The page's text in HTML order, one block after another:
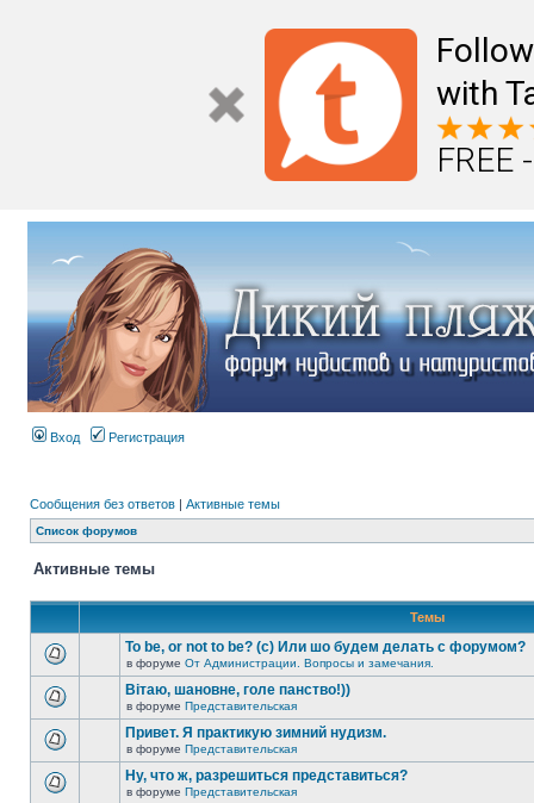
with
FREE
Вход Регистрация
Сообщения без ответов | Активные темы
Список форумов
Активные темы
Темы
To be, or not to be? (c) Или шо будем делать с форумом?
в форуме От Администрации. Вопросы и замечания.
Вітаю, шановне, голе панство!))
в форуме Представительская
Привет. Я практикую зимний нудизм.
в форуме Представительская
Ну, что ж, разрешиться представиться?
в форуме Представительская